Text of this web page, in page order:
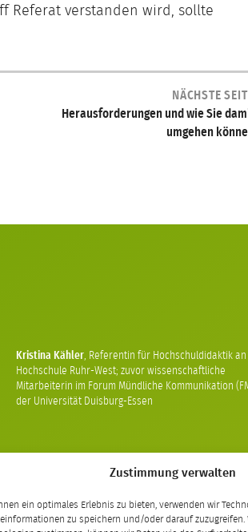
Zustimmung verwalten
ein optimales Erlebnis zu bieten, verwenden wir
zu speichern und/oder darauf zuzugreifen.
Referat verstanden wird, sollte
NÄCHSTE
Herausforderungen und wie Sie
umgehen
Kristina Kähler, Referentin für Hochschuldidaktik
Hochschule Ruhr-West; zuvor wissenschaftliche
Mitarbeiterin im Forum Mündliche Kommunikation
der Universität Duisburg-Essen